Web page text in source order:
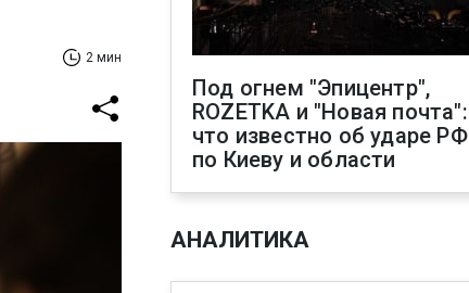
2 мин
Под огнем "Эпицентр",
ROZETKA и "Новая почта":
что известно об ударе РФ
по Киеву и области
АНАЛИТИКА